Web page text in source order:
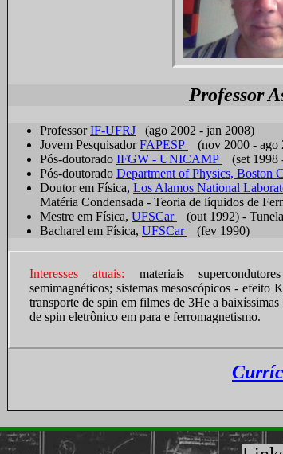
Professor
ProfessorIF-UFRJ
(ago 2002 - jan 2008)
Jovem PesquisadorFAPESP
(nov 2000 - ago
Pós-doutorado IFGW - UNICAMP
(set 1998
Pós-doutorado Department of Physics, Boston
Doutor em Física, Los Alamos National
Matéria Condensada - Teoria de líquidos de
Mestre em Física, UFSCar
(out 1992) -
Bacharel em Física, UFSCar (fev 1990)
Interesses atuais: materiais
semimagnéticos; sistemas mesoscópicos - efeito
transporte de spin em filmes de 3He a
de spin eletrônico em para e ferromagnetismo.